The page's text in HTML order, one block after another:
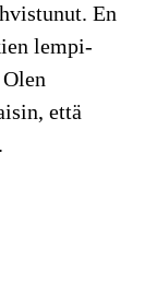
En
lempi-
että